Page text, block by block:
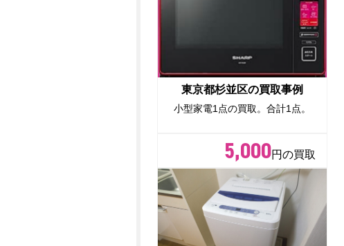
東京都杉並区の買取事例
小型家電1点の買取。合計1点。
5,000円の買取